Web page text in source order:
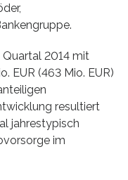
2014 mit
EUR (463 Mio. EUR)
resultiert
jahrestypisch
im